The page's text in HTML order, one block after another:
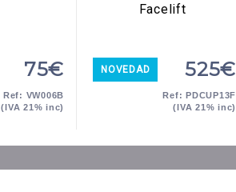
75€
Ref: VW006B
(IVA 21% inc)
NOVEDAD
Facelift
525€
Ref: PDCUP13F
(IVA 21% inc)